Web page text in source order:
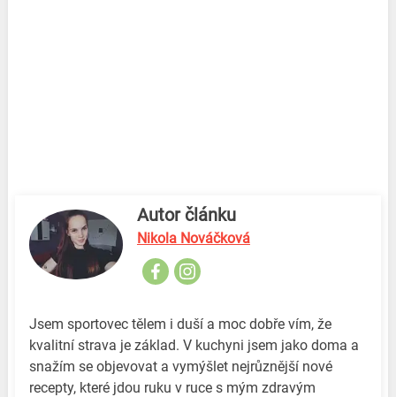
Autor článku
Nikola Nováčková
Jsem sportovec tělem i duší a moc dobře vím, že
kvalitní strava je základ. V kuchyni jsem jako doma a
snažím se objevovat a vymýšlet nejrůznější nové
recepty, které jdou ruku v ruce s mým zdravým